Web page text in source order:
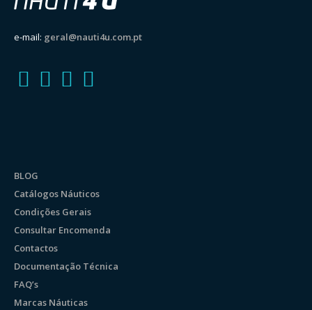
e-mail: geral@nauti4u.com.pt
BLOG
Catálogos Náuticos
Condições Gerais
Consultar Encomenda
Contactos
Documentação Técnica
FAQ’s
Marcas Náuticas